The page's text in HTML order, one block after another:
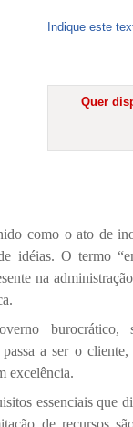
Indique este
Quer
como o ato de
idéias. O termo
na
burocrático,
a ser o
excelência.
essenciais que
de recursos